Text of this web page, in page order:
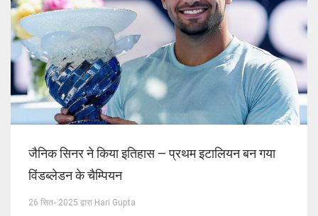
जैनिक सिनर ने किया इतिहास – प्रथम इटालियन बन गया
विंडब्लेडन के चैम्पियन
26 सित॰ 2025 द्वारा Hari Gupta